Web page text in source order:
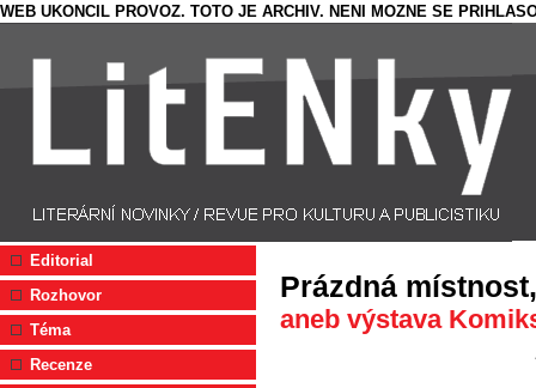
WEB UKONCIL PROVOZ. TOTO JE ARCHIV. NENI MOZNE SE
Editorial
Rozhovor
Téma
Recenze
Prázdná
aneb výstava